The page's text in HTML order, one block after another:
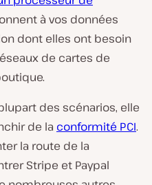
à vos données
dont elles ont besoin
de cartes de
des scénarios, elle
de la conformité PCI.
la route de la
Stripe et Paypal